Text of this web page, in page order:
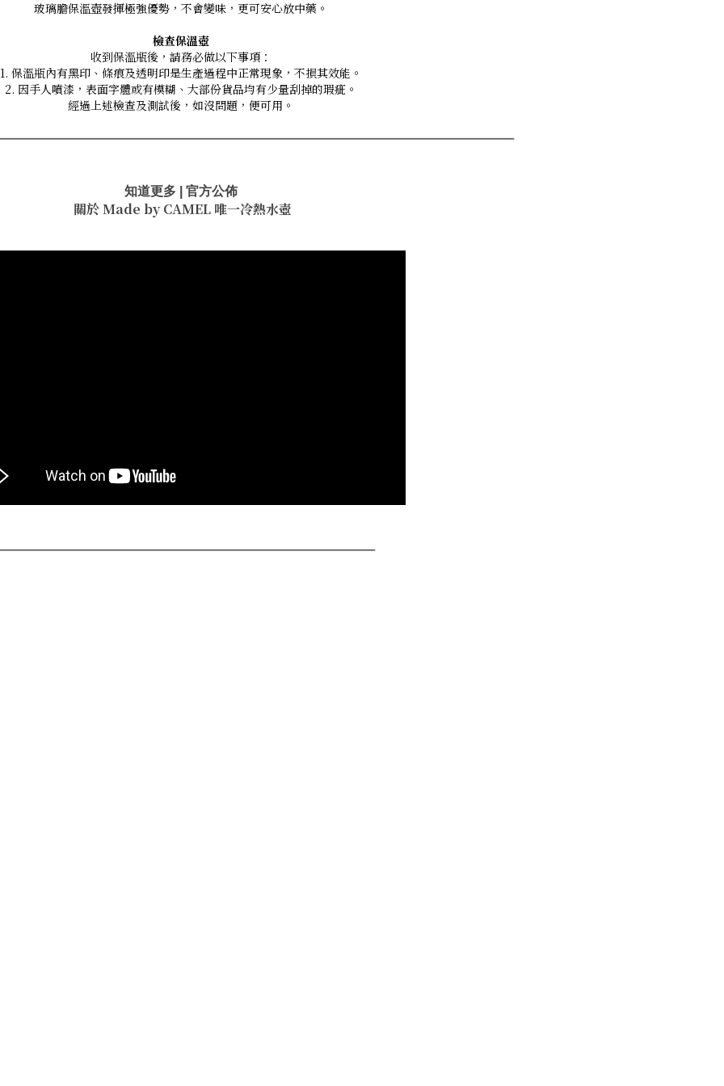
玻璃膽保溫壺發揮極強優勢，不會變味，更可安心放中藥。
檢查保溫壺
收到保溫瓶後，請務必做以下事項：
1. 保溫瓶內有黑印、條痕及透明印是生產過程中正常現象，不損其效能。
2. 因手人噴漆，表面字體或有模糊、大部份貨品均有少量刮掉的瑕疵。
經過上述檢查及測試後，如沒問題，便可用。
知道更多 | 官方公佈
關於 Made by CAMEL 唯一冷熱水壺